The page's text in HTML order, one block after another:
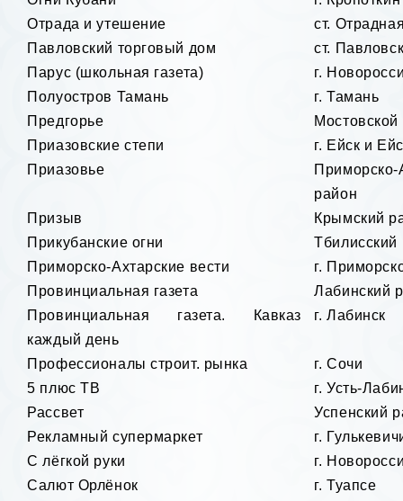
Отрада и утешение
ст.
Павловский торговый дом
ст.
Парус (школьная газета)
г.
Полуостров Тамань
г. Тамань
Предгорье
Мостовской
Приазовские степи
г. Ейск и
Приазовье
Приморско-
район
Призыв
Крымский
Прикубанские огни
Тбилисский
Приморско-Ахтарские вести
г.
Провинциальная газета
Лабинский
Провинциальная газета. Кавказ
каждый день
г. Лабинск
Профессионалы строит. рынка
г. Сочи
5 плюс ТВ
г. Усть-
Рассвет
Успенский
Рекламный супермаркет
г.
С лёгкой руки
г.
Салют Орлёнок
г. Туапсе